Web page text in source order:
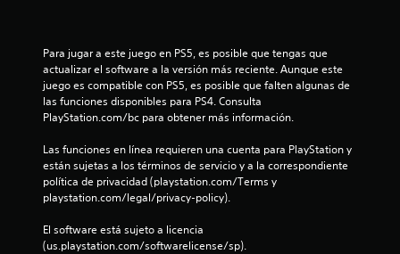
l
f
i
Para jugar a este juego en PS5, es posible que tengas que
actualizar el software a la versión más reciente. Aunque este
juego es compatible con PS5, es posible que falten algunas de
las funciones disponibles para PS4. Consulta
PlayStation.com/bc para obtener más información.
Las funciones en línea requieren una cuenta para PlayStation y
están sujetas a los términos de servicio y a la correspondiente
política de privacidad (playstation.com/Terms y
playstation.com/legal/privacy-policy).
El software está sujeto a licencia
(us.playstation.com/softwarelicense/sp).